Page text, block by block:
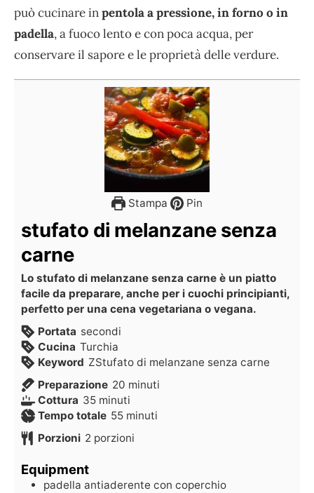
può cucinare inpentola a pressione, in forno o in
padella, a fuoco lento e con poca acqua, per
conservare il sapore e le proprietà delle verdure.
Stampa Pin
stufato di melanzane senza
carne
Lo stufato di melanzane senza carne è un piatto
facile da preparare, anche per i cuochi principianti,
perfetto per una cena vegetariana o vegana.
Portata secondi
Cucina Turchia
Keyword ZStufato di melanzane senza carne
Preparazione 20 minuti
Cottura 35 minuti
Tempo totale 55 minuti
Porzioni 2 porzioni
Equipment
padella antiaderente con coperchio